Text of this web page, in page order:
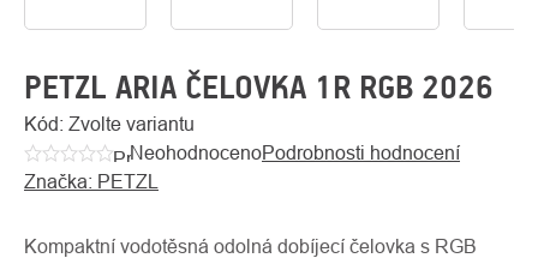
O
PETZL ARIA ČELOVKA 1R RGB 2026
Kód: Zvolte variantu
Průměrné
hodnocení
je
NeohodnocenoPodrobnosti hodnocení
Značka: PETZL
Kompaktní vodotěsná odolná dobíjecí čelovka s RGB